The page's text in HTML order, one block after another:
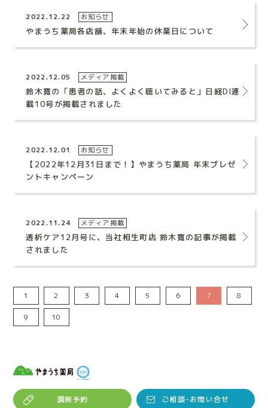
2022.12.22 お知らせ
やまうち薬局各店舗、年末年始の休業日について
2022.12.05 メディア掲載
鈴木寛の「患者の話、よくよく聴いてみると」日経DI連
載10号が掲載されました
2022.12.01 お知らせ
【2022年12月31日まで！】やまうち薬局 年末プレゼ
ントキャンペーン
2022.11.24 メディア掲載
透析ケア12月号に、当社相生町店 鈴木寛の記事が掲載
されました
1 2 3 4 5 6 7 8
9 10
調剤予約 ご相談･お問い合せ